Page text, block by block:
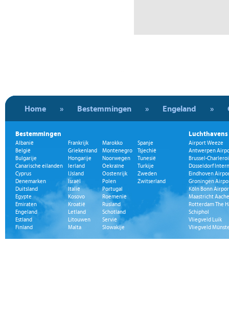
Home » Bestemmingen » Engeland »
Bestemmingen
Albanië
België
Bulgarije
Canarische eilanden
Cyprus
Denemarken
Duitsland
Egypte
Emiraten
Engeland
Estland
Finland
Frankrijk
Griekenland
Hongarije
Ierland
IJsland
Israël
Italië
Kosovo
Kroatië
Letland
Litouwen
Malta
Marokko
Montenegro
Noorwegen
Oekraïne
Oostenrijk
Polen
Portugal
Roemenië
Rusland
Schotland
Servië
Slowakije
Spanje
Tsjechië
Tunesië
Turkije
Zweden
Zwitserland
Luchthavens
Airport Weeze
Antwerpen
Brussel-
Düsseldorf
Eindhoven
Groningen
Köln Bonn
Maastricht
Rotterdam The
Schiphol
Vliegveld Luik
Vliegveld